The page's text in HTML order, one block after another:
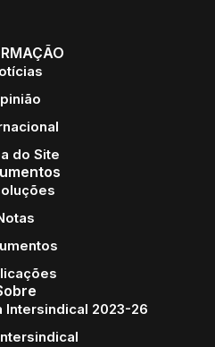
do Site
Intersindical 2023-26